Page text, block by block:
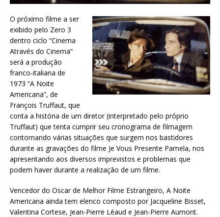
O próximo filme a ser
exibido pelo Zero 3
dentro ciclo “Cinema
Através do Cinema”
será a produção
franco-italiana de
1973 “A Noite
Americana”, de
François Truffaut, que
conta a história de um diretor (interpretado pelo próprio
Truffaut) que tenta cumprir seu cronograma de filmagem
contornando várias situações que surgem nos bastidores
durante as gravações do filme Je Vous Presente Pamela, nos
apresentando aos diversos imprevistos e problemas que
podem haver durante a realização de um filme.
Vencedor do Oscar de Melhor Filme Estrangeiro, A Noite
Americana ainda tem elenco composto por Jacqueline Bisset,
Valentina Cortese, Jean-Pierre Léaud e Jean-Pierre Aumont.